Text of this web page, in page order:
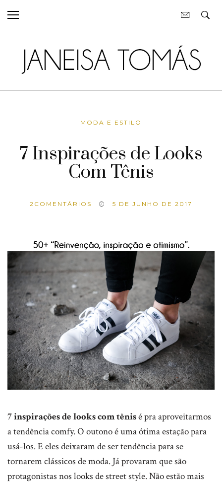
MODA E ESTILO
7 Inspirações de Looks
Com Tênis
2 COMENTÁRIOS 5 DE JUNHO DE 2017
7 inspirações de looks com tênisé pra aproveitarmos
a tendência comfy. O outono é uma ótima estação para
usá-los. E eles deixaram de ser tendência para se
tornarem clássicos de moda. Já provaram que são
protagonistas nos looks de street style. Não estão mais